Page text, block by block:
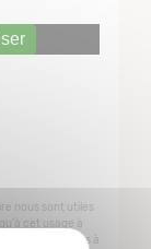
nous sont utiles
cet usage à
communiquées à